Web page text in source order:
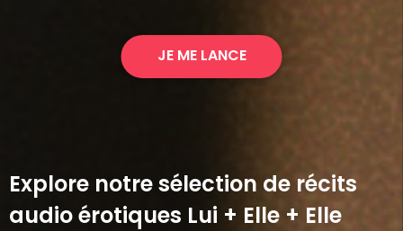
JE ME LANCE
Explore notre sélection de récits
audio érotiques Lui + Elle + Elle